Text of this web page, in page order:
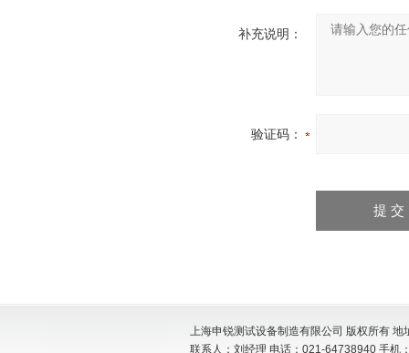
补充说明：
验证码：
上海申锐测试设备制造有限公司 版权所有
联系人：刘经理 电话：021-64738940 手